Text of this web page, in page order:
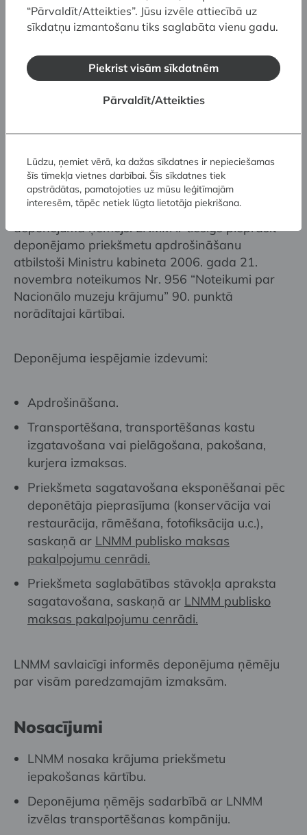
ar Ministru kabineta 2006.gada 21.novembra
noteikumu Nr. 956 “Noteikumi par Nacionālo
muzeju krājumu” 81.punktā minētajiem
zinātnes, kultūras, estētiskās audzināšanas un
noteikti īpaši izmantošanas ierobežojumi.
Izmaksas
Visas ar deponējumu saistītās izmaksas sedz
deponējuma ņēmējs. LNMM ir tiesīgs pieprasīt
deponējamo priekšmetu apdrošināšanu
atbilstoši Ministru kabineta 2006. gada 21.
novembra noteikumos Nr. 956 “Noteikumi par
Nacionālo muzeju krājumu” 90. punktā
norādītajai kārtībai.
Deponējuma iespējamie izdevumi:
Apdrošināšana.
Transportēšana, transportēšanas kastu
izgatavošana vai pielāgošana, pakošana,
kurjera izmaksas.
Priekšmeta sagatavošana eksponēšanai pēc
deponētāja pieprasījuma (konservācija vai
restaurācija, rāmēšana, fotofiksācija u.c.),
saskaņā ar LNMM publisko maksas
pakalpojumu cenrādi.
Priekšmeta saglabātības stāvokļa apraksta
sagatavošana, saskaņā ar LNMM publisko
maksas pakalpojumu cenrādi.
LNMM savlaicīgi informēs deponējuma ņēmēju
par visām paredzamajām izmaksām.
Nosacījumi
LNMM nosaka krājuma priekšmetu
iepakošanas kārtību.
Deponējuma ņēmējs sadarbībā ar LNMM
izvēlas transportēšanas kompāniju.
“Pārvaldīt/Atteikties”. Jūsu izvēle attiecībā uz
sīkdatņu izmantošanu tiks saglabāta vienu gadu.
Piekrist visām sīkdatnēm
Pārvaldīt/Atteikties
Lūdzu, ņemiet vērā, ka dažas sīkdatnes ir nepieciešamas
šīs tīmekļa vietnes darbībai. Šīs sīkdatnes tiek
apstrādātas, pamatojoties uz mūsu leģitīmajām
interesēm, tāpēc netiek lūgta lietotāja piekrišana.